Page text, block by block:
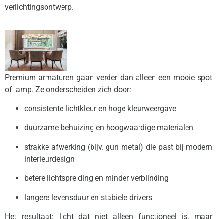
verlichtingsontwerp.
Premium armaturen gaan verder dan alleen een mooie spot
of lamp. Ze onderscheiden zich door:
consistente lichtkleur en hoge kleurweergave
duurzame behuizing en hoogwaardige materialen
strakke afwerking (bijv. gun metal) die past bij modern
interieurdesign
betere lichtspreiding en minder verblinding
langere levensduur en stabiele drivers
Het resultaat: licht dat niet alleen functioneel is, maar